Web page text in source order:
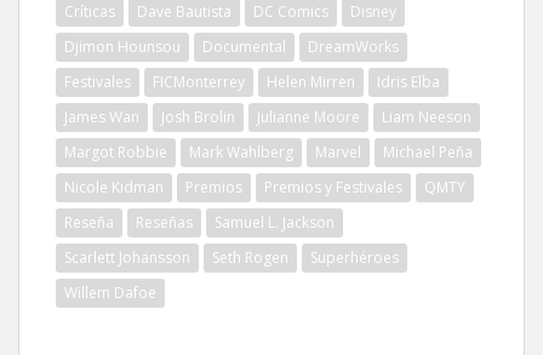
Críticas
Dave Bautista DC Comics
Disney
Djimon Hounsou
Documental
DreamWorks
Festivales
FICMonterrey Helen Mirren
Idris Elba
James Wan
Josh Brolin Julianne Moore
Liam Neeson
Margot Robbie
Mark Wahlberg Marvel
Michael Peña
Nicole Kidman
Premios Premios y Festivales
QMTY
Reseña
Reseñas
Samuel L. Jackson
Scarlett Johansson
Seth Rogen
Superhéroes
Willem Dafoe